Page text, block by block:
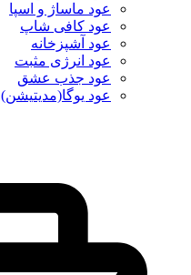
عود ماساژ و اسپا
عود کافی شاپ
عود آشپزخانه
عود انرژی مثبت
عود جذب عشق
عود یوگا(مدیتیشن)